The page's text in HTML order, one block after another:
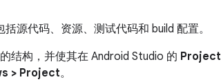
源代码、资源、测试代码和 build 配置。
结构，并使其在 Android Studio 的 Project
> Project。